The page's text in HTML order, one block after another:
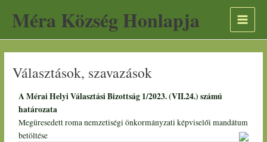
Méra Község Honlapja
Választások, szavazások
A Mérai Helyi Választási Bizottság 1/2023. (VII.24.) számú
határozata
Megüresedett roma nemzetiségi önkormányzati képviselői mandátum
betöltése
c
h
í
m
to